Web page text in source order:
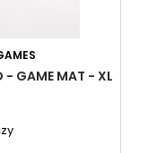
- GAME MAT - XL